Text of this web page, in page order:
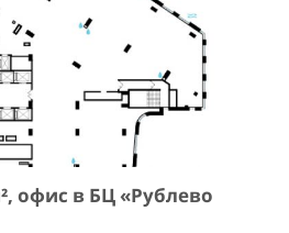
офис в БЦ «Рублево